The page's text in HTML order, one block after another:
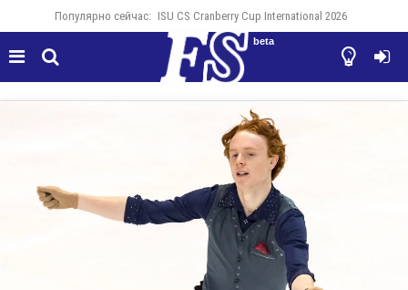
Популярно сейчас: ISU CS Cranberry Cup International 2026
  

beta